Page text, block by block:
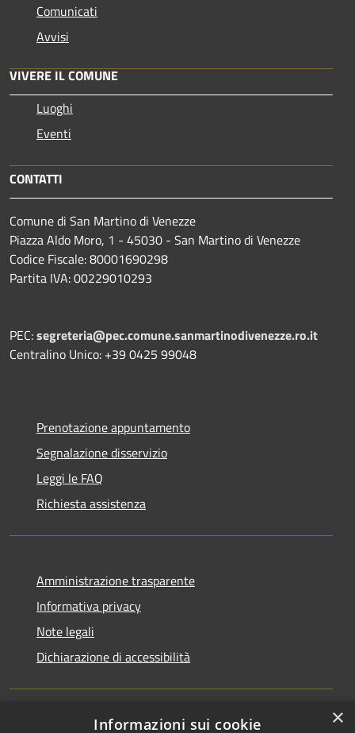
Comunicati
Avvisi
VIVERE IL COMUNE
Luoghi
Eventi
CONTATTI
Comune di San Martino di Venezze
Piazza Aldo Moro, 1 - 45030 - San Martino di Venezze
Codice Fiscale: 80001690298
Partita IVA: 00229010293
PEC:segreteria@pec.comune.sanmartinodivenezze.ro.it
Centralino Unico: +39 0425 99048
Prenotazione appuntamento
Segnalazione disservizio
Leggi le FAQ
Richiesta assistenza
Amministrazione trasparente
Informativa privacy
Note legali
Dichiarazione di accessibilità
×
Informazioni sui cookie